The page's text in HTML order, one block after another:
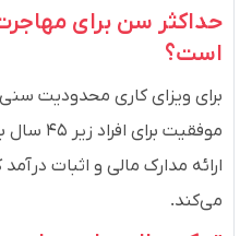
حداکثر سن برای
است؟
برای ویزای کاری محدودیت
موفقیت
ارائه مدارک مالی و اثبات
می‌کند.